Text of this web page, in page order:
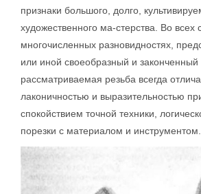
признаки большого, долго,
художественного ма-стерства. Во всех
многочисленных разновидностях,
или иной своеобразный и законченный
рассматриваемая резьба всегда
лаконичностью и выразительностью
спокойствием точной техники,
порезки с материалом и инструментом.